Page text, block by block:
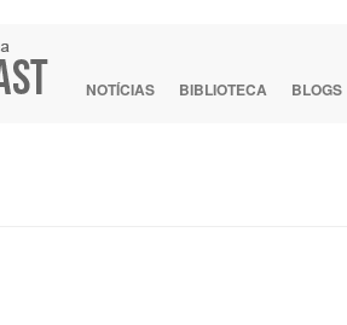
NOTÍCIAS BIBLIOTECA BLOGS